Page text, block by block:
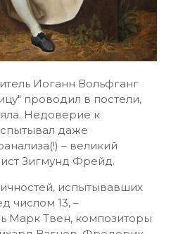
Иоганн Вольфганг
проводил в постели,
Недоверие к
даже
– великий
Зигмунд Фрейд.
испытывавших
числом 13, –
Марк Твен, композиторы